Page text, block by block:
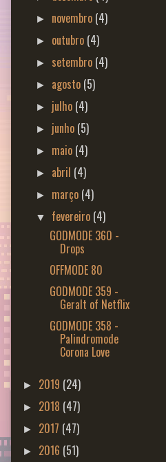
► novembro (4)
► outubro (4)
► setembro (4)
► agosto (5)
► julho (4)
► junho (5)
► maio (4)
► abril (4)
► março (4)
▼ fevereiro (4)
GODMODE 360 -
Drops
OFFMODE 80
GODMODE 359 -
Geralt of Netflix
GODMODE 358 -
Palindromode
Corona Love
► 2019 (24)
► 2018 (47)
► 2017 (47)
► 2016 (51)